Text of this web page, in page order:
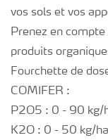
vos sols et vos
Prenez en
produits
Fourchette de
COMIFER :
P2O5 : 0 - 90 kg/
K2O : 0 - 50 kg/ha